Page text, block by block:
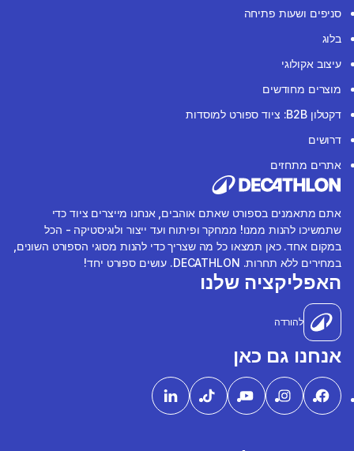
סניפים ושעות פתיחה
בלוג
עיצוב אקולוגי
מוצרים מחודשים
דקטלון B2B: ציוד ספורט למוסדות
דרושים
אתרים מתחזים
אתם מתאמנים בספורט שאתם אוהבים, אנחנו מייצרים ציוד כדי
שתמשיכו להנות ממנו! ממחקר ופיתוח ועד ייצור ולוגיסטיקה - הכל
במקום אחד. כאן תמצאו כל מה שצריך כדי להנות מסוגי הספורט השונים,
במחירים ללא תחרות. DECATHLON. עושים ספורט יחד!
האפליקציה שלנו
להורדה
אנחנו גם כאן